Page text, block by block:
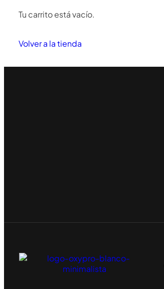
Tu carrito está vacío.
Volver a la tienda